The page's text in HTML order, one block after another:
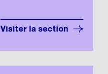
Visiter la section